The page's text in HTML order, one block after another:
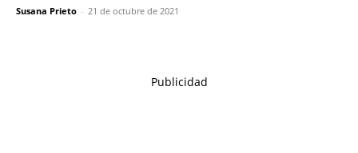
Susana Prieto - 21 de octubre de 2021
Publicidad